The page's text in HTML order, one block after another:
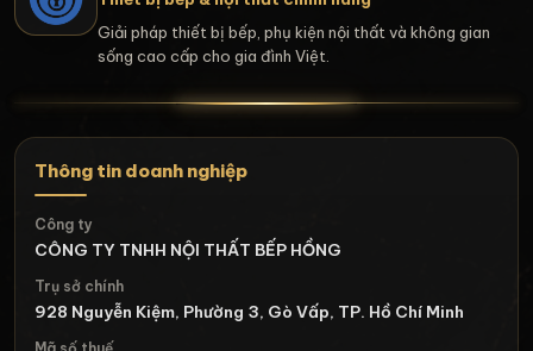
Giải pháp thiết bị bếp, phụ kiện nội thất và không gian
sống cao cấp cho gia đình Việt.
Thông tin doanh nghiệp
Công ty
CÔNG TY TNHH NỘI THẤT BẾP HỒNG
Trụ sở chính
928 Nguyễn Kiệm, Phường 3, Gò Vấp, TP. Hồ Chí Minh